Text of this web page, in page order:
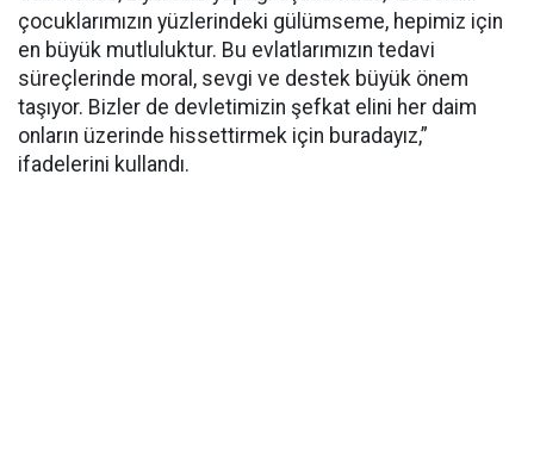
çocuklarımızın yüzlerindeki gülümseme, hepimiz için
en büyük mutluluktur. Bu evlatlarımızın tedavi
süreçlerinde moral, sevgi ve destek büyük önem
taşıyor. Bizler de devletimizin şefkat elini her daim
onların üzerinde hissettirmek için buradayız,”
ifadelerini kullandı.